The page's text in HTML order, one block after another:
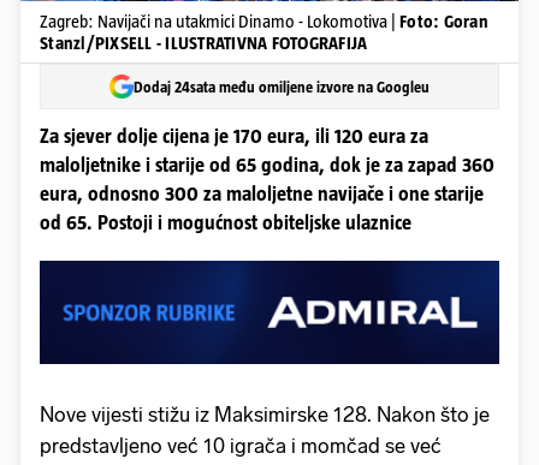
Zagreb: Navijači na utakmici Dinamo - Lokomotiva | Foto: Goran
Stanzl/PIXSELL - ILUSTRATIVNA FOTOGRAFIJA
Dodaj 24sata među omiljene izvore na Googleu
Za sjever dolje cijena je 170 eura, ili 120 eura za
maloljetnike i starije od 65 godina, dok je za zapad 360
eura, odnosno 300 za maloljetne navijače i one starije
od 65. Postoji i mogućnost obiteljske ulaznice
Nove vijesti stižu iz Maksimirske 128. Nakon što je
predstavljeno već 10 igrača i momčad se već